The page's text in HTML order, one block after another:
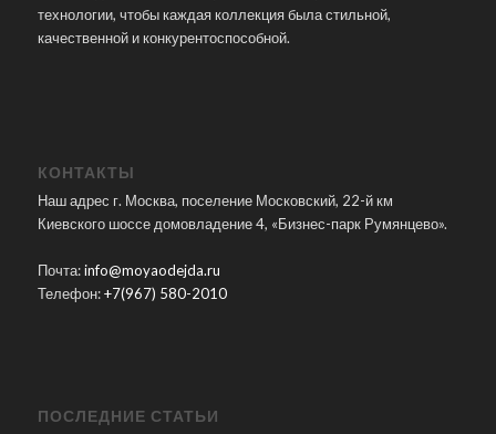
технологии, чтобы каждая коллекция была стильной,
качественной и конкурентоспособной.
КОНТАКТЫ
Наш адрес г. Москва, поселение Московский, 22-й км
Киевского шоссе домовладение 4, «Бизнес-парк Румянцево».
Почта:info@moyaodejda.ru
Телефон:+7(967) 580-2010
ПОСЛЕДНИЕ СТАТЬИ